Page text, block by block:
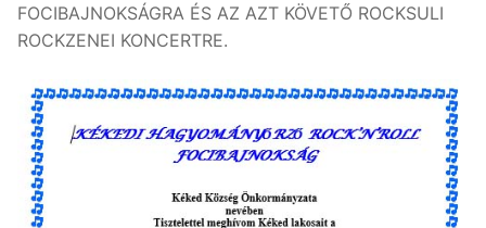
FOCIBAJNOKSÁGRA ÉS AZ AZT KÖVETŐ ROCKSULI
ROCKZENEI KONCERTRE.